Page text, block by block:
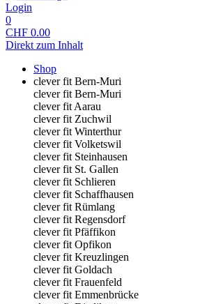
Login
0
CHF 0.00
Direkt zum Inhalt
Shop
clever fit Bern-Muri
clever fit Bern-Muri
clever fit Aarau
clever fit Zuchwil
clever fit Winterthur
clever fit Volketswil
clever fit Steinhausen
clever fit St. Gallen
clever fit Schlieren
clever fit Schaffhausen
clever fit Rümlang
clever fit Regensdorf
clever fit Pfäffikon
clever fit Opfikon
clever fit Kreuzlingen
clever fit Goldach
clever fit Frauenfeld
clever fit Emmenbrücke